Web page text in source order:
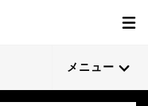
メニュー
53
29